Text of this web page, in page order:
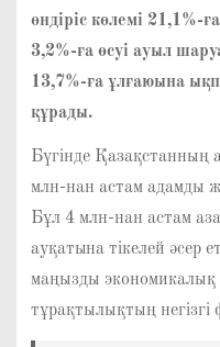
өндіріс көлемі
3,2%-ға өсуі ауыл
13,7%-ға ұлғаюына
құрады.
Бүгінде Қазақстанның
млн-нан астам адамды
Бұл 4 млн-нан астам
ауқатына тікелей әсер
маңызды экономикалық
тұрақтылықтың